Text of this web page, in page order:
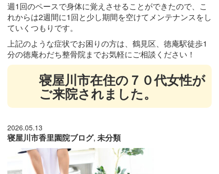
週1回のペースで身体に覚えさせることができたので、こ
れからは2週間に1回と少し期間を空けてメンテナンスをし
ていくつもりです。
上記のような症状でお困りの方は、鶴見区、徳庵駅徒歩1
分の徳庵わだち整骨院までお気軽にご相談ください！
寝屋川市在住の７０代女性が
ご来院されました。
2026.05.13
寝屋川市香里園院ブログ, 未分類